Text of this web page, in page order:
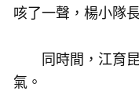
咳了一聲，楊小隊
同時間，江育昆
氣。